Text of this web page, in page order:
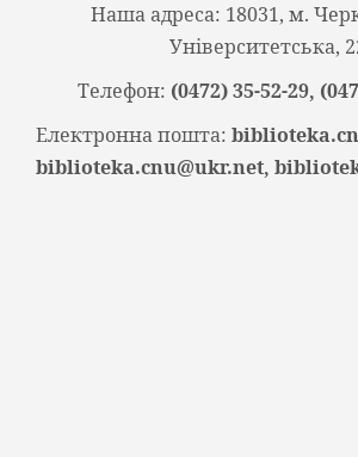
Наша адреса: 18031, м.
Університетська,
Телефон: (0472) 35-52-29,
Електронна пошта:
biblioteka.cnu@ukr.net,